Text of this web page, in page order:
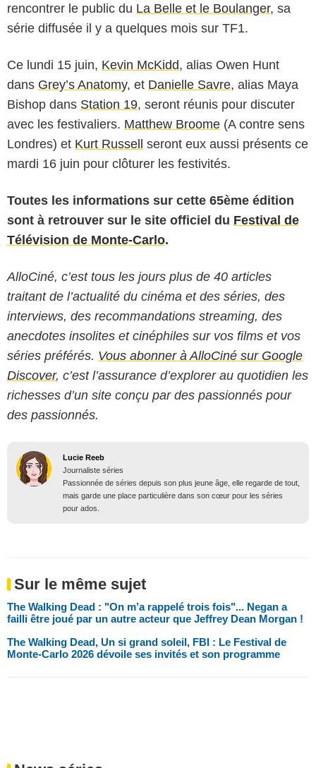
rencontrer le public du La Belle et le Boulanger, sa
série diffusée il y a quelques mois sur TF1.
Ce lundi 15 juin, Kevin McKidd, alias Owen Hunt
dans Grey’s Anatomy, et Danielle Savre, alias Maya
Bishop dans Station 19, seront réunis pour discuter
avec les festivaliers. Matthew Broome (A contre sens
Londres) et Kurt Russell seront eux aussi présents ce
mardi 16 juin pour clôturer les festivités.
Toutes les informations sur cette 65ème édition
sont à retrouver sur le site officiel du Festival de
Télévision de Monte-Carlo.
AlloCiné, c’est tous les jours plus de 40 articles
traitant de l’actualité du cinéma et des séries, des
interviews, des recommandations streaming, des
anecdotes insolites et cinéphiles sur vos films et vos
séries préférés. Vous abonner à AlloCiné sur Google
Discover, c’est l’assurance d’explorer au quotidien les
richesses d’un site conçu par des passionnés pour
des passionnés.
Lucie Reeb
Journaliste séries
Passionnée de séries depuis son plus jeune âge, elle regarde de tout,
mais garde une place particulière dans son cœur pour les séries
pour ados.
Sur le même sujet
The Walking Dead : "On m’a rappelé trois fois"... Negan a
failli être joué par un autre acteur que Jeffrey Dean Morgan !
The Walking Dead, Un si grand soleil, FBI : Le Festival de
Monte-Carlo 2026 dévoile ses invités et son programme